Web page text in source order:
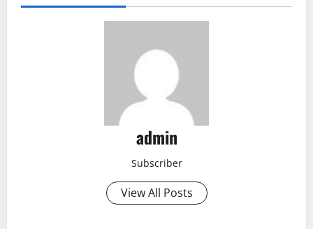
admin
Subscriber
View All Posts